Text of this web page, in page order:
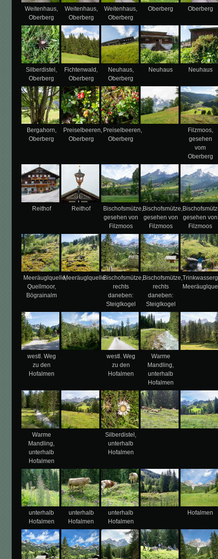
Weitenhaus,
Oberberg
Weitenhaus,
Oberberg
Weitenhaus,
Oberberg
Oberberg Oberberg
Silberdistel,
Oberberg
Fichtenwald,
Oberberg
Neuhaus,
Oberberg
Neuhaus Neuhaus
Bergahorn,
Oberberg
Preiselbeeren,
Oberberg
Preiselbeeren,
Oberberg
Filzmoos,
gesehen
vom
Oberberg
Reithof Reithof
Bischofsmütze,
gesehen von
Filzmoos
Bischofsmütze,
gesehen von
Filzmoos
gesehen von
Filzmoos
Meeräuglquelle,
Quellmoor,
Bögrainalm
MeeräuglquelleBischofsmütze,
rechts
daneben:
Steiglkogel
Bischofsmütze,
rechts
daneben:
Steiglkogel
westl. Weg
zu den
Hofalmen
westl. Weg
zu den
Hofalmen
Warme
Mandling,
unterhalb
Hofalmen
Warme
Mandling,
unterhalb
Hofalmen
Silberdistel,
unterhalb
Hofalmen
unterhalb
Hofalmen
unterhalb
Hofalmen
unterhalb
Hofalmen
Hofalmen